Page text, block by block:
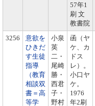
57年1
刷 文
教書院
3256
意欲を
ひきだ
す生徒
指導
（教育
相談双
書＝高
等学
小泉
英
二・
尾崎
勝・
西君
子・
野村
函（ヤ
ケ、カ
ドス
レ）。
小口ヤ
ケ。
1976
年2刷